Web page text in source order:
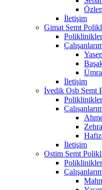
İletişim
Gimat Semt
Poliklinikler
İletişim
İvedik Osb Semt
Poliklinikler
İletişim
Ostim Semt
Poliklinikler